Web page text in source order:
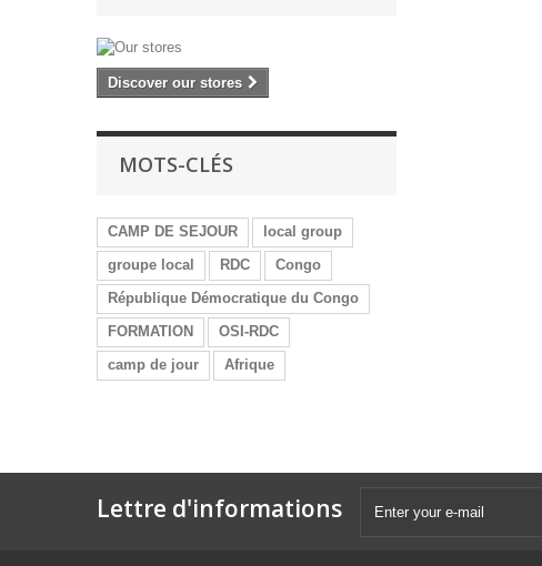
Discover our stores
MOTS-CLÉS
CAMP DE SEJOUR
local group
groupe local
RDC
Congo
République Démocratique du Congo
FORMATION
OSI-RDC
camp de jour
Afrique
Lettre d'informations